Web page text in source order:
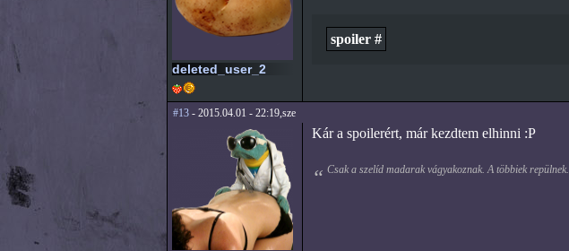
deleted_user_2
spoiler #
#13- 2015.04.01 - 22:19,sze
Kár a spoilerért, már kezdtem elhinni :P
Csak a szelíd madarak vágyakoznak. A többiek repülnek.